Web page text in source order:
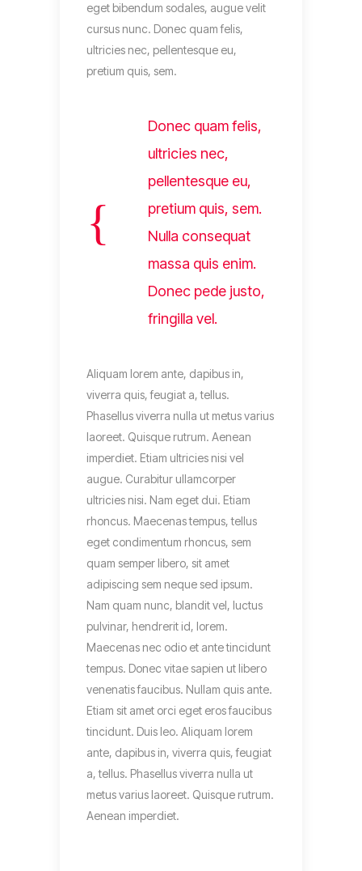
eget bibendum sodales, augue velit
cursus nunc. Donec quam felis,
ultricies nec, pellentesque eu,
pretium quis, sem.
Donec quam felis,
ultricies nec,
pellentesque eu,
pretium quis, sem.
Nulla consequat
massa quis enim.
Donec pede justo,
fringilla vel.
Aliquam lorem ante, dapibus in,
viverra quis, feugiat a, tellus.
Phasellus viverra nulla ut metus varius
laoreet. Quisque rutrum. Aenean
imperdiet. Etiam ultricies nisi vel
augue. Curabitur ullamcorper
ultricies nisi. Nam eget dui. Etiam
rhoncus. Maecenas tempus, tellus
eget condimentum rhoncus, sem
quam semper libero, sit amet
adipiscing sem neque sed ipsum.
Nam quam nunc, blandit vel, luctus
pulvinar, hendrerit id, lorem.
Maecenas nec odio et ante tincidunt
tempus. Donec vitae sapien ut libero
venenatis faucibus. Nullam quis ante.
Etiam sit amet orci eget eros faucibus
tincidunt. Duis leo. Aliquam lorem
ante, dapibus in, viverra quis, feugiat
a, tellus. Phasellus viverra nulla ut
metus varius laoreet. Quisque rutrum.
Aenean imperdiet.